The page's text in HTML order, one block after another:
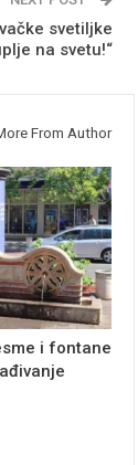
svetiljke
na svetu!“
From Author
i fontane